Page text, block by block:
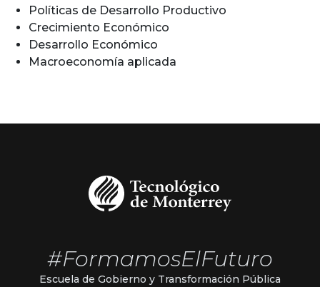
Políticas de Desarrollo Productivo
Crecimiento Económico
Desarrollo Económico
Macroeconomía aplicada
#FormamosElFuturo
Escuela de Gobierno y Transformación Pública